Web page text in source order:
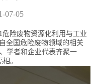
07-05
危险废物资源化利用与工业
全国危险废物领域的相关
学者和企业代表齐聚一
。